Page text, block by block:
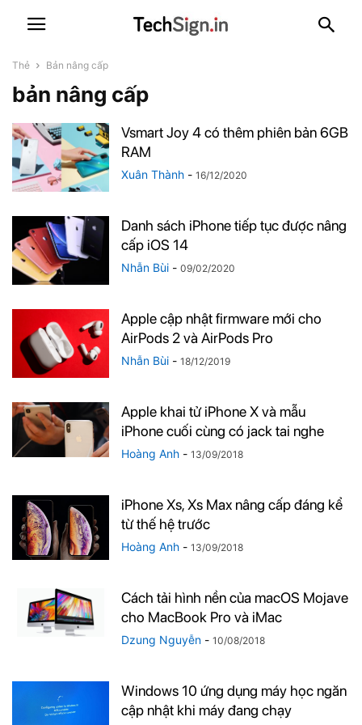
Thẻ Bản nâng cấp
bản nâng cấp
Vsmart Joy 4 có thêm phiên bản 6GB
RAM
Xuân Thành - 16/12/2020
Danh sách iPhone tiếp tục được nâng
cấp iOS 14
Nhẫn Bùi - 09/02/2020
Apple cập nhật firmware mới cho
AirPods 2 và AirPods Pro
Nhẫn Bùi - 18/12/2019
Apple khai tử iPhone X và mẫu
iPhone cuối cùng có jack tai nghe
Hoàng Anh - 13/09/2018
iPhone Xs, Xs Max nâng cấp đáng kể
từ thế hệ trước
Hoàng Anh - 13/09/2018
Cách tải hình nền của macOS Mojave
cho MacBook Pro và iMac
Dzung Nguyễn - 10/08/2018
Windows 10 ứng dụng máy học ngăn
cập nhật khi máy đang chạy